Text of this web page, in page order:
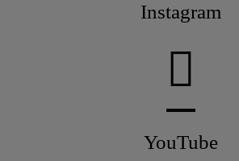
Instagram
YouTube